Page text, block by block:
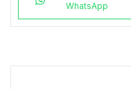
WhatsApp